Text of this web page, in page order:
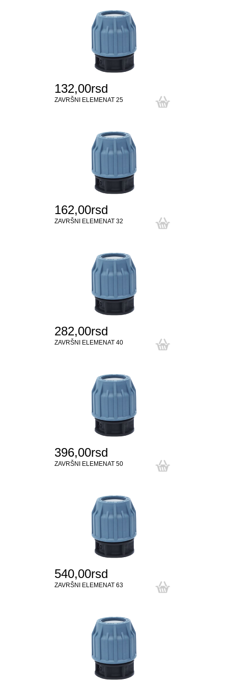
132,00rsd
ZAVRŠNI ELEMENAT 25
162,00rsd
ZAVRŠNI ELEMENAT 32
282,00rsd
ZAVRŠNI ELEMENAT 40
396,00rsd
ZAVRŠNI ELEMENAT 50
540,00rsd
ZAVRŠNI ELEMENAT 63